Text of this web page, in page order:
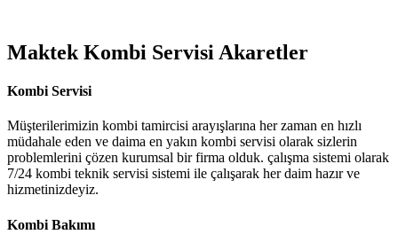
Maktek Kombi Servisi Akaretler
Kombi Servisi
Müşterilerimizin kombi tamircisi arayışlarına her zaman en hızlı
müdahale eden ve daima en yakın kombi servisi olarak sizlerin
problemlerini çözen kurumsal bir firma olduk. çalışma sistemi olarak
7/24 kombi teknik servisi sistemi ile çalışarak her daim hazır ve
hizmetinizdeyiz.
Kombi Bakımı